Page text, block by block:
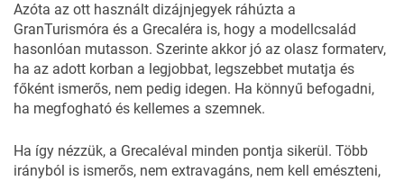
Azóta az ott használt dizájnjegyek ráhúzta a
GranTurismóra és a Grecaléra is, hogy a modellcsalád
hasonlóan mutasson. Szerinte akkor jó az olasz formaterv,
ha az adott korban a legjobbat, legszebbet mutatja és
főként ismerős, nem pedig idegen. Ha könnyű befogadni,
ha megfogható és kellemes a szemnek.
Ha így nézzük, a Grecaléval minden pontja sikerül. Több
irányból is ismerős, nem extravagáns, nem kell emészteni,